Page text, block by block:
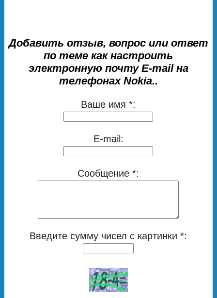
Добавить отзыв, вопрос или ответ
по теме как настроить
электронную почту E-mail на
телефонах Nokia..
Ваше имя *:
E-mail:
Сообщение *:
Введите сумму чисел с картинки *: